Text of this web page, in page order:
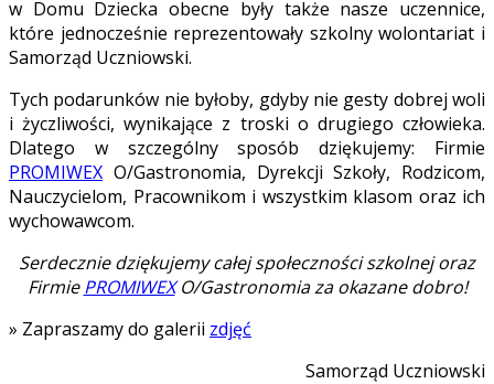
w Domu Dziecka obecne były także nasze uczennice,
które jednocześnie reprezentowały szkolny wolontariat i
Samorząd Uczniowski.
Tych podarunków nie byłoby, gdyby nie gesty dobrej woli
i życzliwości, wynikające z troski o drugiego człowieka.
Dlatego w szczególny sposób dziękujemy: Firmie
PROMIWEX O/Gastronomia, Dyrekcji Szkoły, Rodzicom,
Nauczycielom, Pracownikom i wszystkim klasom oraz ich
wychowawcom.
Serdecznie dziękujemy całej społeczności szkolnej oraz
FirmiePROMIWEXO/Gastronomia za okazane dobro!
» Zapraszamy do galerii zdjęć
Samorząd Uczniowski